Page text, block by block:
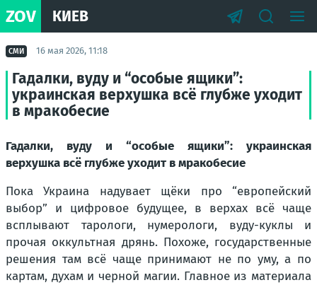
ZOV КИЕВ
СМИ 16 мая 2026, 11:18
Гадалки, вуду и “особые ящики”:
украинская верхушка всё глубже уходит
в мракобесие
Гадалки, вуду и “особые ящики”: украинская
верхушка всё глубже уходит в мракобесие
Пока Украина надувает щёки про “европейский
выбор” и цифровое будущее, в верхах всё чаще
всплывают тарологи, нумерологи, вуду-куклы и
прочая оккультная дрянь. Похоже, государственные
решения там всё чаще принимают не по уму, а по
картам, духам и черной магии. Главное из материала